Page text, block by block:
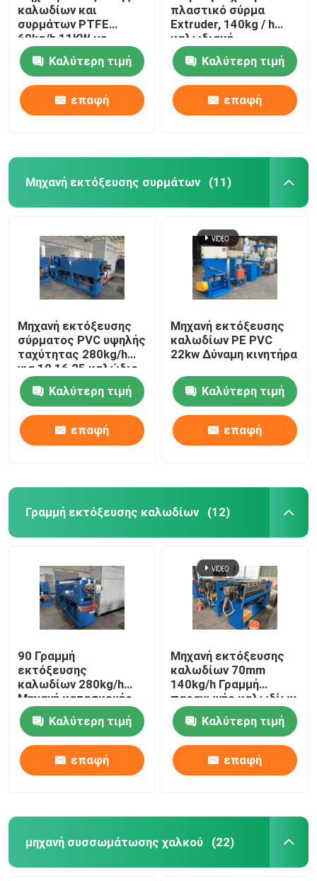
καλωδίων και
συρμάτων PTFE
60kg/h 11KW με
κινητήρα Siemens
Καλύτερη τιμή
επαφή
πλαστικό σύρμα
Extruder, 140kg / h
καλωδιακή
κατασκευή μηχανή
Καλύτερη τιμή
επαφή
Μηχανή εκτόξευσης συρμάτων (11)
Μηχανή εκτόξευσης
σύρματος PVC υψηλής
ταχύτητας 280kg/h
για 10 16 25 καλώδιο
Καλύτερη τιμή
επαφή
Μηχανή εκτόξευσης
καλωδίων PE PVC
22kw Δύναμη κινητήρα
Καλύτερη τιμή
επαφή
Γραμμή εκτόξευσης καλωδίων (12)
90 Γραμμή
εκτόξευσης
καλωδίων 280kg/h
Μηχανή κατασκευής
καλωδίων PVC με
κινητήρα Siemens
Καλύτερη τιμή
επαφή
Μηχανή εκτόξευσης
καλωδίων 70mm
140kg/h Γραμμή
παραγωγής καλωδίων
διαδικτύου
Καλύτερη τιμή
επαφή
μηχανή συσσωμάτωσης χαλκού (22)